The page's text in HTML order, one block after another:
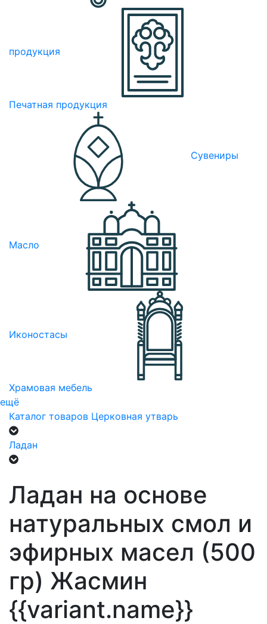
продукция
Печатная продукция
Сувениры
Масло
Иконостасы
Храмовая мебель
ещё
Каталог товаров Церковная утварь
Ладан
Ладан на основе
натуральных смол и
эфирных масел (500
гр) Жасмин
{{variant.name}}